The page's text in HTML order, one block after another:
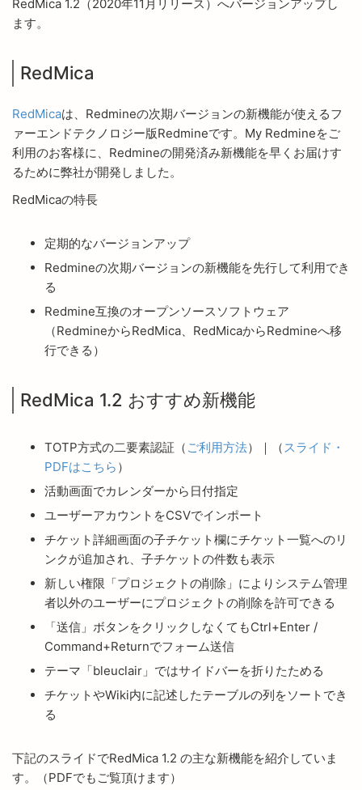
RedMica 1.2（2020年11月リリース）へバージョンアップし
ます。
RedMica
RedMicaは、Redmineの次期バージョンの新機能が使えるフ
ァーエンドテクノロジー版Redmineです。My Redmineをご
利用のお客様に、Redmineの開発済み新機能を早くお届けす
るために弊社が開発しました。
RedMicaの特長
定期的なバージョンアップ
Redmineの次期バージョンの新機能を先行して利用でき
る
Redmine互換のオープンソースソフトウェア
（RedmineからRedMica、RedMicaからRedmineへ移
行できる）
RedMica 1.2 おすすめ新機能
TOTP方式の二要素認証（ ご利用方法）｜（スライド・
PDFはこちら ）
活動画面でカレンダーから日付指定
ユーザーアカウントをCSVでインポート
チケット詳細画面の子チケット欄にチケット一覧へのリ
ンクが追加され、子チケットの件数も表示
新しい権限「プロジェクトの削除」によりシステム管理
者以外のユーザーにプロジェクトの削除を許可できる
「送信」ボタンをクリックしなくてもCtrl+Enter /
Command+Returnでフォーム送信
テーマ「bleuclair」ではサイドバーを折りたためる
チケットやWiki内に記述したテーブルの列をソートでき
る
下記のスライドでRedMica 1.2 の主な新機能を紹介していま
す。（PDFでもご覧頂けます）